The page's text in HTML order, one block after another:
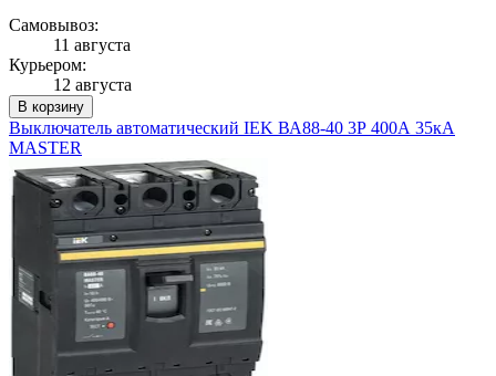
Самовывоз:
11 августа
Курьером:
12 августа
В корзину
Выключатель автоматический IEK ВА88-40 3Р 400А 35кА
MASTER